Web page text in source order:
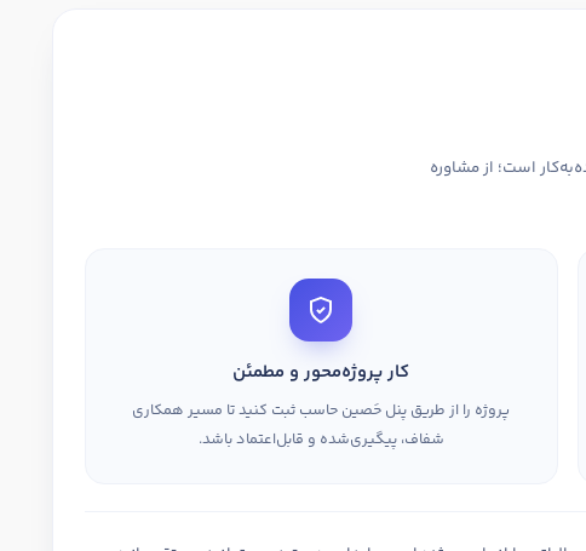
است؛ از مشاوره
کار پروژه‌محور و مطمئن
پروژه را از طریق پنل حَصین حاسب ثبت کنید تا مسیر همکاری
شفاف، پیگیری‌شده و قابل‌اعتماد باشد.